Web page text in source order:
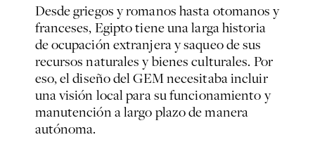
Desde griegos y romanos hasta otomanos y
franceses, Egipto tiene una larga historia
de ocupación extranjera y saqueo de sus
recursos naturales y bienes culturales. Por
eso, el diseño del GEM necesitaba incluir
una visión local para su funcionamiento y
manutención a largo plazo de manera
autónoma.